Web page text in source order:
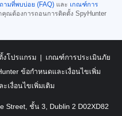
ามที่พบบ่อย (FAQ) และ เกณฑ์การ
คุณต้องการถอนการติดตั้ง SpyHunter
โปรแกรม
เกณฑ์การประเมินภัย
ข้อกำหนดและเงื่อนไขเพิ่ม
เงื่อนไขเพิ่มเติม
Street, ชั้น 3, Dublin 2 D02XD82